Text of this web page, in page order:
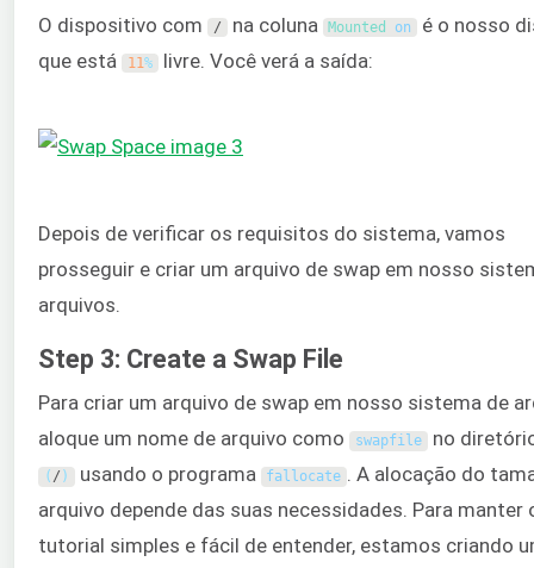
O dispositivo com / na coluna Mounted on
é o nosso
que está
11% livre. Você verá a saída:
Depois de verificar os requisitos do sistema, vamos
prosseguir e criar um arquivo de swap em nosso
arquivos.
Step 3: Create a Swap File
Para criar um arquivo de swap em nosso sistema de
aloque um nome de arquivo como
swapfile no
( / ) usando o programa fallocate . A alocação do
arquivo depende das suas necessidades. Para manter
tutorial simples e fácil de entender, estamos criando